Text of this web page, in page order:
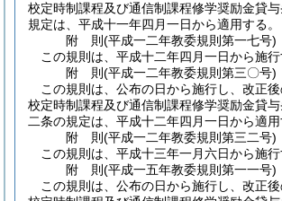
校定時制課程及び通信制課程修学奨励金貸
規定は、平成十一年四月一日から適用する。
附 則(平成一二年教委規則第一七号)
この規則は、平成十二年四月一日から施行
附 則(平成一二年教委規則第三〇号)
この規則は、公布の日から施行し、改正
校定時制課程及び通信制課程修学奨励金貸
二条の規定は、平成十二年四月一日から適用
附 則(平成一二年教委規則第三二号)
この規則は、平成十三年一月六日から施行
附 則(平成一五年教委規則第一一号)
この規則は、公布の日から施行し、改正